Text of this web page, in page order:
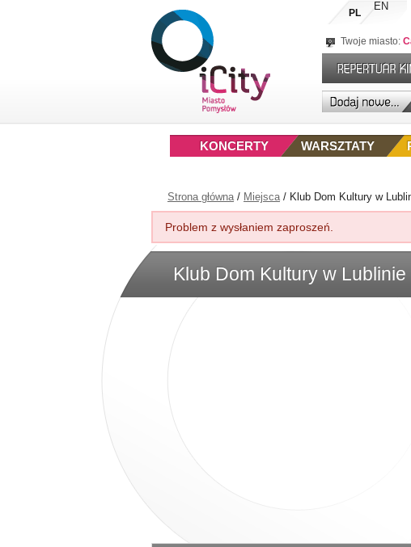
PL
EN
Twoje miasto:
WARSZTATY
KONCERTY
Strona główna/ Miejsca/ Klub Dom Kultury w
Problem z wysłaniem zaproszeń.
Klub Dom Kultury w Lublinie